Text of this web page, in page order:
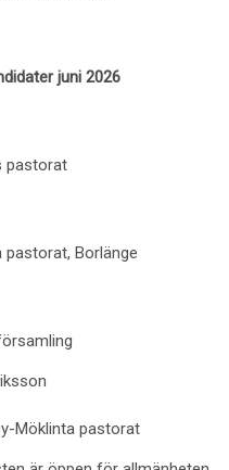
juni 2026
pastorat
pastorat, Borlänge
Möklinta pastorat